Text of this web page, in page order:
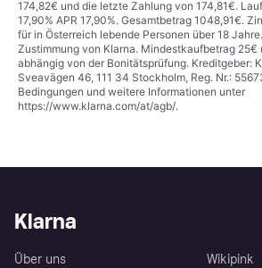
174,82€ und die letzte Zahlung von 174,81€.
17,90% APR 17,90%. Gesamtbetrag 1048,91€.
für in Österreich lebende Personen über 18
Zustimmung von Klarna. Mindestkaufbetrag 25€
abhängig von der Bonitätsprüfung. Kreditgeber:
Sveavägen 46, 111 34 Stockholm, Reg. Nr.:
Bedingungen und weitere Informationen unter
https://www.klarna.com/at/agb/.
Klarna
Über uns
Wikipink